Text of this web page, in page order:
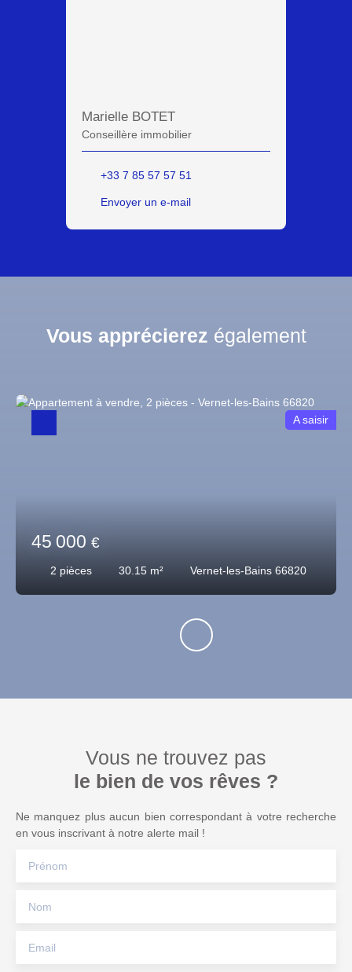
Marielle BOTET
Conseillère immobilier
+33 7 85 57 57 51
Envoyer un e-mail
Vous apprécierez également
45 000 €
2 pièces 30.15 m² Vernet-les-Bains 66820
A saisir
Vous ne trouvez pas
le bien de vos rêves ?
Ne manquez plus aucun bien correspondant à votre recherche
en vous inscrivant à notre alerte mail !
Prénom
Nom
Email